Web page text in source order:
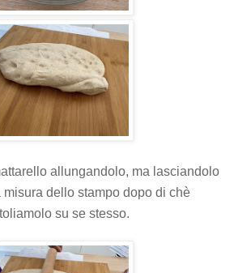
allungandolo, ma lasciandolo
misura dello stampo dopo di chè
su se stesso.